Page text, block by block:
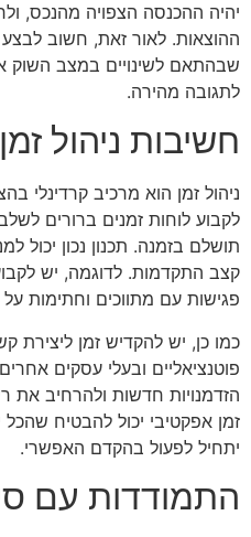
יהיה ההכנסה הצפויה מהנכס,
ההוצאות. לאור זאת, חשוב
שבהתאם לשינויים במצב השוק
לתגובה מהירה.
חשיבות ניהול זמן
ניהול זמן הוא מרכיב
לקבוע לוחות זמנים ברורים
תושלם בזמנה. תכנון נכון יכול
קצב התקדמות. לדוגמה, יש
פגישות עם מתווכים וחתימות על
כמו כן, יש להקדיש זמן ליצירת
פוטנציאליים ובעלי עסקים
הזדמנויות חדשות ולהרחיב את
זמן אפקטיבי יכול להבטיח
יתחיל לפעול בהקדם האפשרי.
התמודדות עם